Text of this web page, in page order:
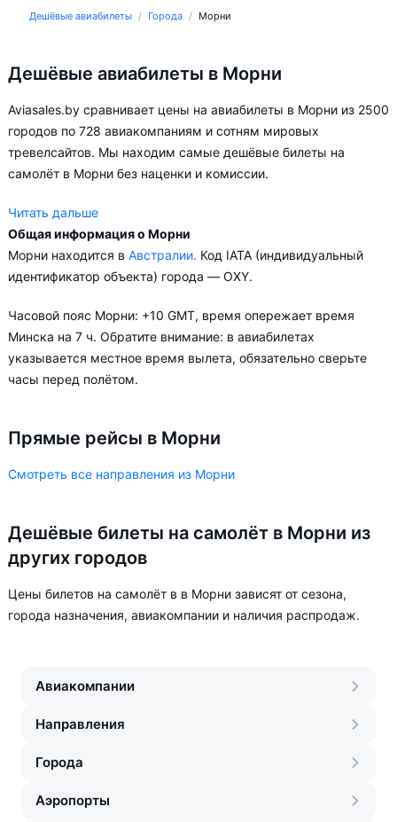
Дешёвые авиабилеты Города Морни
Дешёвые авиабилеты в Морни
Aviasales.by сравнивает цены на авиабилеты в Морни из 2500
городов по 728 авиакомпаниям и сотням мировых
тревелсайтов. Мы находим самые дешёвые билеты на
самолёт в Морни без наценки и комиссии.
Читать дальше
Aviasales.by советует купить авиабилеты в Морни заранее,
чтобы вы могли выбирать условия перелёта, ориентируясь на
Общая информация о Морни
Морни находится в Австралии. Код IATA (индивидуальный
идентификатор объекта) города — OXY.
Часовой пояс Морни: +10 GMT, время опережает время
Минска на 7 ч. Обратите внимание: в авиабилетах
указывается местное время вылета, обязательно сверьте
часы перед полётом.
Прямые рейсы в Морни
Смотреть все направления из Морни
Дешёвые билеты на самолёт в Морни из
других городов
Цены билетов на самолёт в в Морни зависят от сезона,
города назначения, авиакомпании и наличия распродаж.
Авиакомпании
Направления
Города
Аэропорты